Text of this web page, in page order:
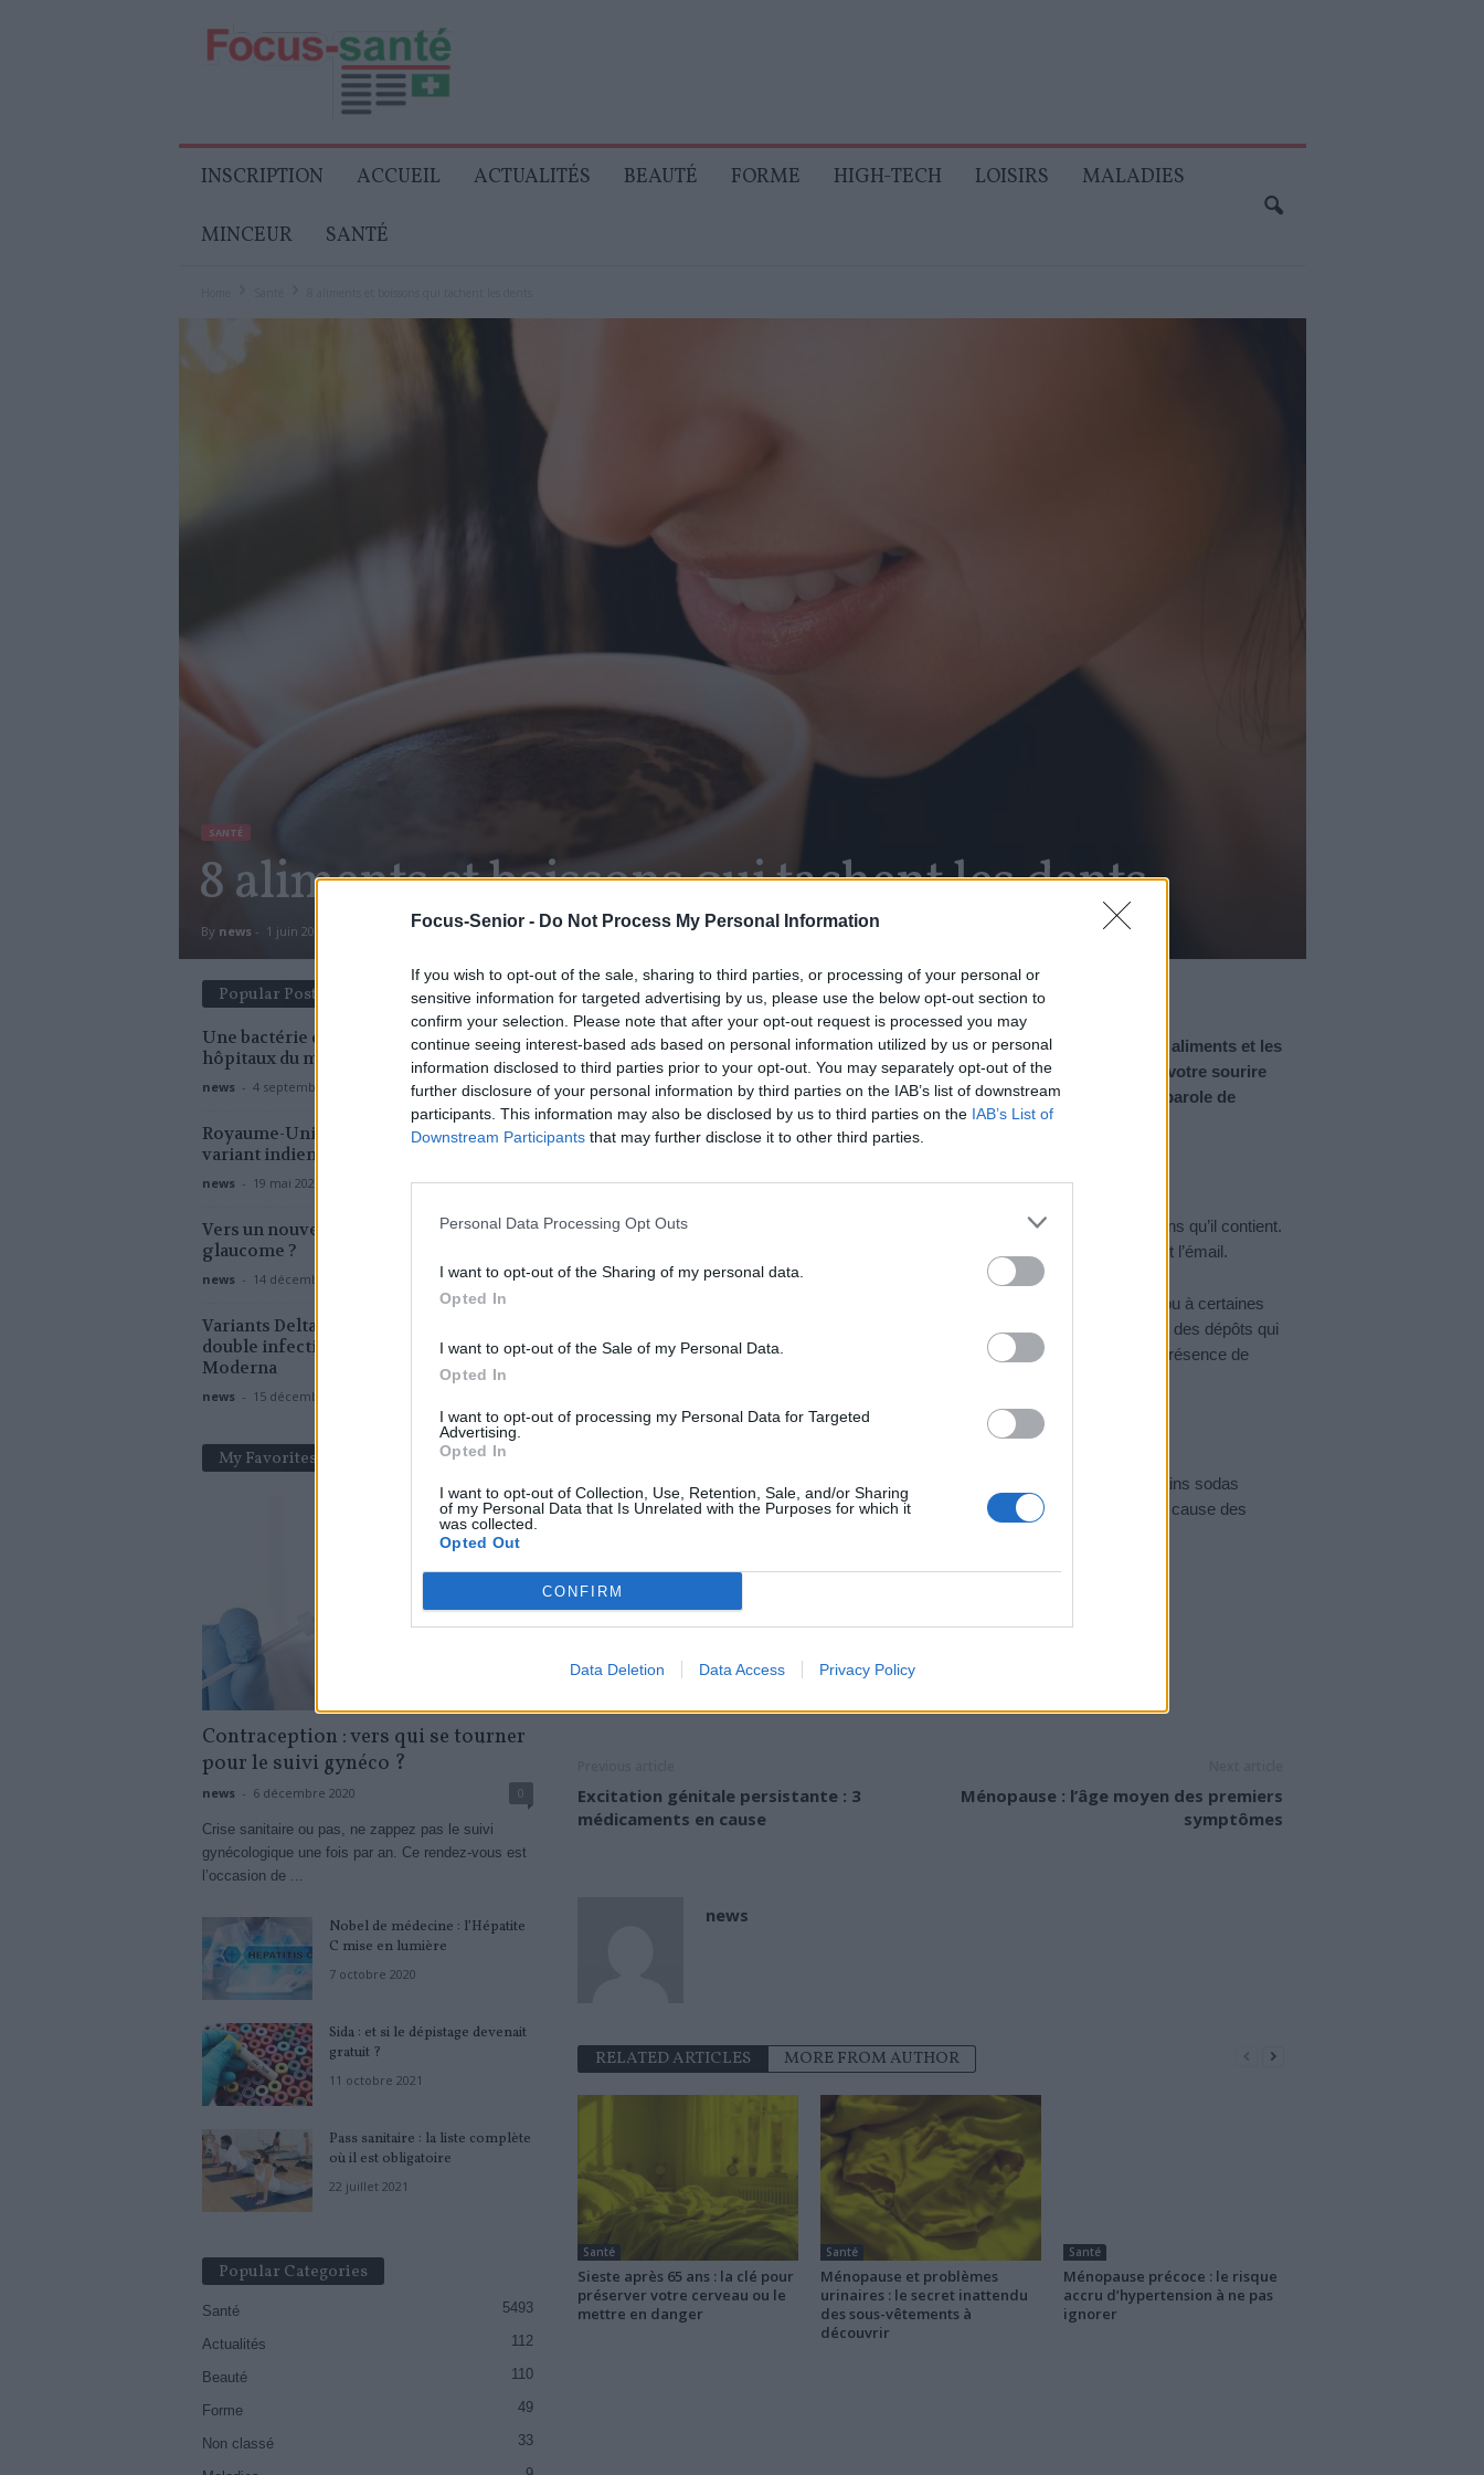
Focus-Senior - Do Not Process My Personal Information
If you wish to opt-out of the sale, sharing to third parties, or processing of your personal or
sensitive information for targeted advertising by us, please use the below opt-out section to
confirm your selection. Please note that after your opt-out request is processed you may
continue seeing interest-based ads based on personal information utilized by us or personal
information disclosed to third parties prior to your opt-out. You may separately opt-out of the
further disclosure of your personal information by third parties on the IAB’s list of downstream
participants. This information may also be disclosed by us to third parties on the IAB’s List of
Downstream Participants that may further disclose it to other third parties.
Personal Data Processing Opt Outs
I want to opt-out of the Sharing of my personal data.
Opted In
I want to opt-out of the Sale of my Personal Data.
Opted In
I want to opt-out of processing my Personal Data for Targeted
Advertising.
Opted In
I want to opt-out of Collection, Use, Retention, Sale, and/or Sharing
of my Personal Data that Is Unrelated with the Purposes for which it
was collected.
Opted Out
CONFIRM
Data Deletion Data Access Privacy Policy
Senior
INSCRIPTION ACCUEIL ACTUALITÉS BEAUTÉ FORME HIGH-TECH LOISIRS MALADIES
MINCEUR SANTÉ
SANTÉ
8 aliments et boissons qui tachent les dents
By news - 1 juin 2018 0
SHARE Facebook
Myrtilles, café, sodas… Attention à ce que vous mangez ! Nombreux sont les aliments et les
boissons susceptibles de tacher vos dents. Zoom sur les plus néfastes pour votre sourire
avec les explications du Dr Christophe Lequart, chirurgien-dentiste et porte-parole de
l’Union Française pour la Santé Bucco-Dentaire (UFSBD).
Le café a tendance à colorer la surface des dents à cause de la caféine et des tanins qu’il contient.
Les tanins sont des substances végétales de la famille des polyphénols qui tachent l’émail.
« Les taches qui sont liées à l’alimentation ou à certaines
habitudes de vie font partie de ce que l’on appelle les colorations externes. Ce sont des dépôts qui
vont se faire sur la surface de la dent et vont ensuite pénétrer dans l’émail s’il y a présence de
Les sodas
Certains sodas
comme le Coca-Cola® ou le Pepsi® ont tendance à colorer la surface des dents à cause des
Conseil…
Excitation génitale persistante : 3
médicaments en cause
Ménopause : l’âge moyen des premiers
symptômes
news
RELATED ARTICLES MORE FROM AUTHOR
Santé
Sieste après 65 ans : la clé pour
préserver votre cerveau ou le
mettre en danger
Santé
Ménopause et problèmes
urinaires : le secret inattendu
des sous-vêtements à
découvrir
Santé
Ménopause précoce : le risque
accru d’hypertension à ne pas
ignorer
Popular Posts
Une bactérie dangereuse menace les
hôpitaux du monde entier
news - 4 septembre 2018
Royaume-Uni : doublement des cas du
variant indien
news - 19 mai 2021
Vers un nouveau traitement contre le
glaucome ?
news - 14 décembre 2020
Variants Delta et Omicron: risque de
double infection selon le laboratoire
Moderna
news - 15 décembre 2021
My Favorites
Contraception : vers qui se tourner
pour le suivi gynéco ?
news - 6 décembre 2020 0
Crise sanitaire ou pas, ne zappez pas le suivi
gynécologique une fois par an. Ce rendez-vous est
l’occasion de ...
Nobel de médecine : l’Hépatite
C mise en lumière
7 octobre 2020
Sida : et si le dépistage devenait
gratuit ?
11 octobre 2021
Pass sanitaire : la liste complète
où il est obligatoire
22 juillet 2021
Popular Categories
Santé 5493
Actualités 112
Beauté 110
Forme 49
Non classé 33